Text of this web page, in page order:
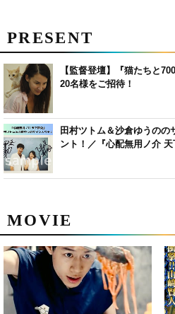
MOVIE
PRESENT
【監督登壇】『猫たちと
20名様をご招待！
田村ツトム＆沙倉ゆうのの
ント！／『心配無用ノ介 天